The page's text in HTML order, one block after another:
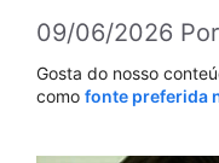
09/06/2026 Por
Gosta do nosso
como fonte preferida